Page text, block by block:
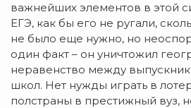
важнейших элементов в этой
ЕГЭ, как бы его не ругали,
не было еще нужно, но
один факт – он уничтожил
неравенство между
школ. Нет нужды играть в
полстраны в престижный вуз,